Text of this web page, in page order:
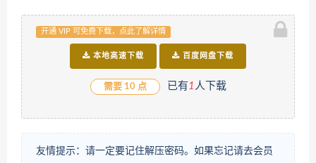
开通 VIP 可免费下载，点此了解详情
本地高速下载 百度网盘下载
需要 10 点 已有 1 人下载
友情提示：请一定要记住解压密码。如果忘记请去会员